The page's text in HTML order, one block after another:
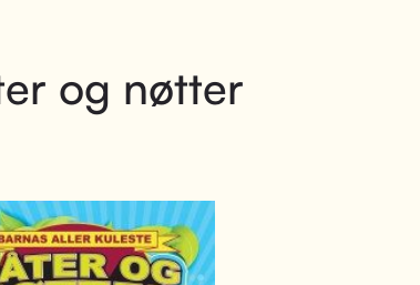
og nøtter